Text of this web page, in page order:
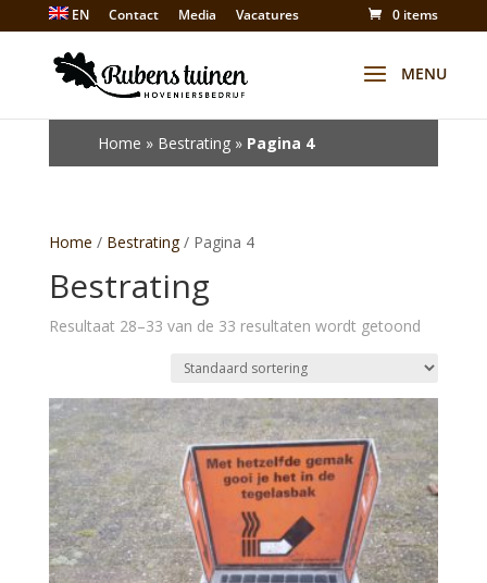
EN Contact Media
Vacatures
Winkel
0 items
Home » Bestrating» Pagina 4
Home / Bestrating/ Pagina 4
Bestrating
Resultaat 28–33 van de 33 resultaten wordt getoond